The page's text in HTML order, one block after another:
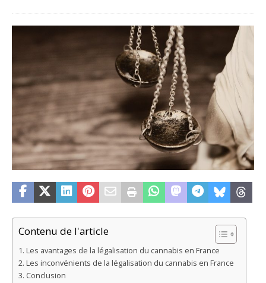
Contenu de l'article
Les avantages de la légalisation du cannabis en France
Les inconvénients de la légalisation du cannabis en France
Conclusion